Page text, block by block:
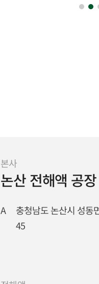
본사
논산 전해액 공장
A
충청남도 논산시 성동
45